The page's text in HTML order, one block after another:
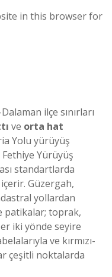
in this browser for
ilçe sınırları
ve orta hat
Yolu yürüyüş
Yürüyüş
standartlarda
Güzergah,
yollardan
patikalar; toprak,
iki yönde seyire
ve kırmızı-
çeşitli noktalarda